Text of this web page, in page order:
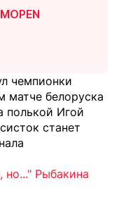
чемпионки
белоруска
полькой Игой
станет
но..." Рыбакина